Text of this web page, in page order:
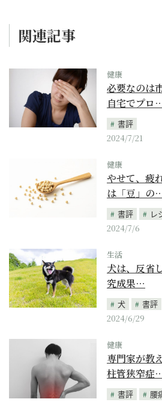
関連記事
健康
必要なのは
自宅でプロ
書評
2024/7/21
健康
やせて、疲
は「豆」の
書評
レ
2024/7/6
生活
犬は、反省
究成果…
犬
書評
2024/6/29
健康
専門家が教
柱管狭窄症
書評
腰